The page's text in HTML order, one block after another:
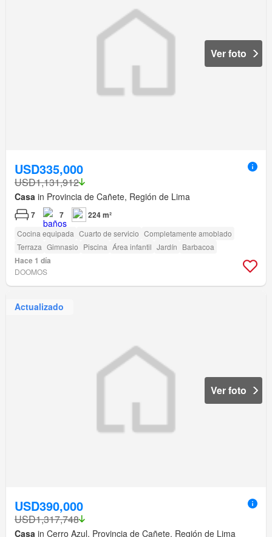
Ver foto
USD335,000
USD1,131,912
Casa in Provincia de Cañete, Región de Lima
7 7 224 m²
Cocina equipada Cuarto de servicio Completamente amoblado
Terraza Gimnasio Piscina Área infantil Jardín Barbacoa
Hace 1 día
DOOMOS
Actualizado
Ver foto
USD390,000
USD1,317,748
Casa in Cerro Azul, Provincia de Cañete, Región de Lima